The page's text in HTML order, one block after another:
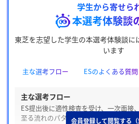
学生から寄せら
本選考体験談
東芝を志望した学生の本選考体験談に
います
主な選考フロー ESのよくある質問
主な選考フロー
ES提出後に適性検査を受け、一次面接
至る流れのパターンでの選考ステップが
会員登録して閲覧する（